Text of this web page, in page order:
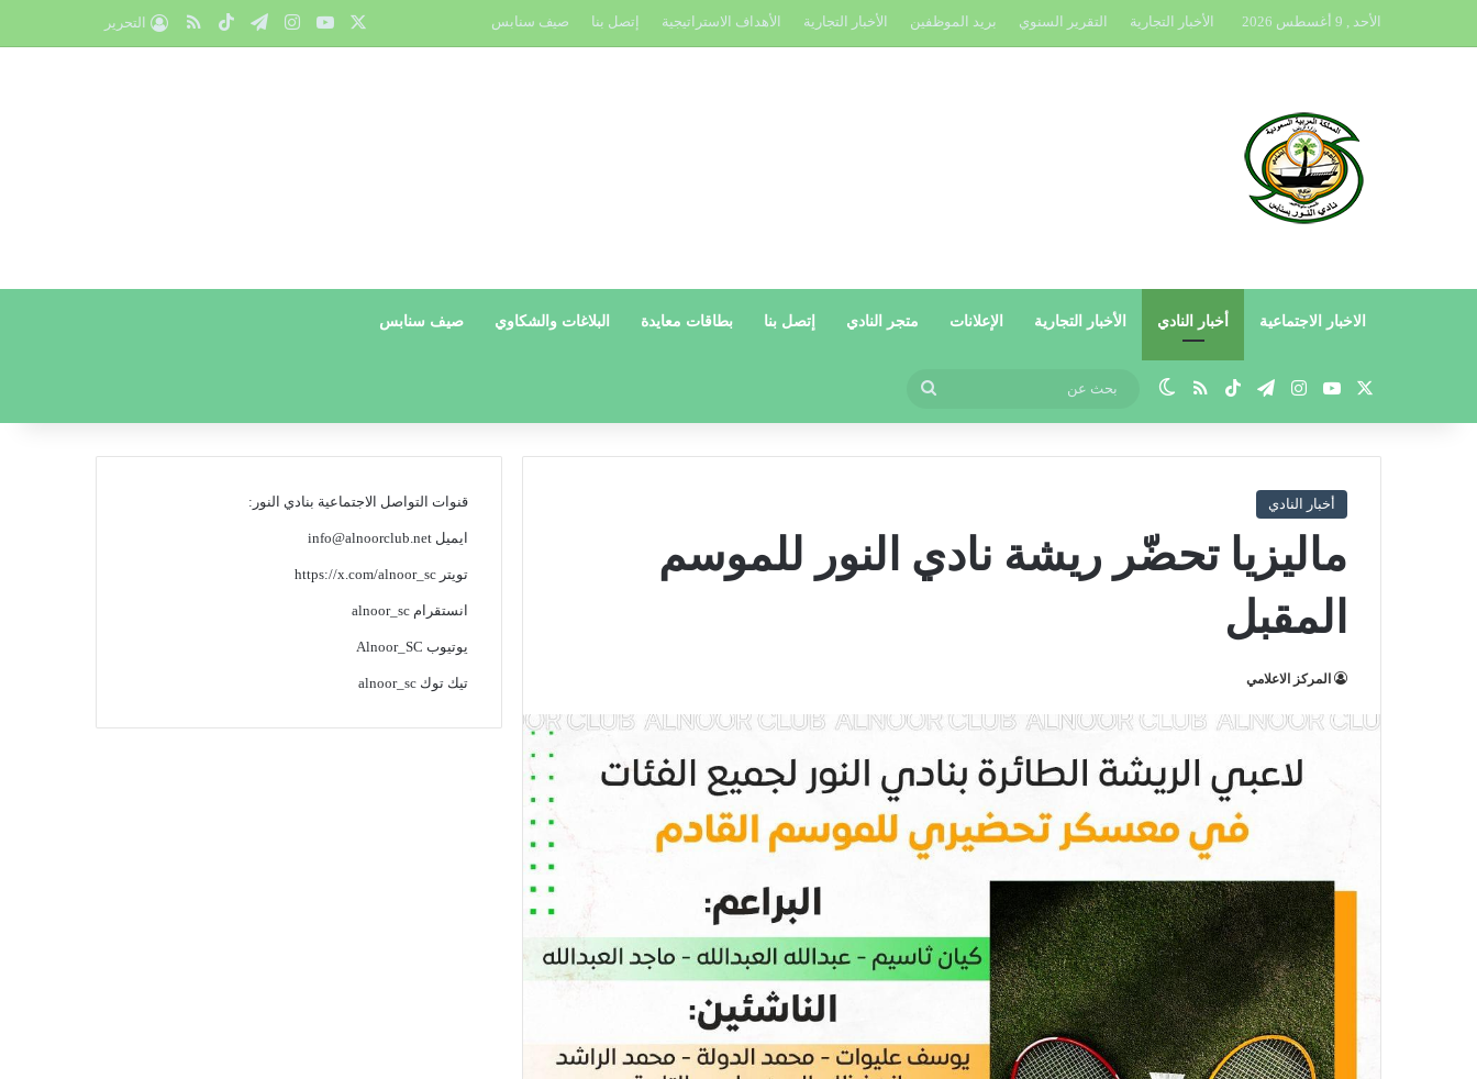
الأحد , 9 أغسطس 2026 الأخبار التجارية التقرير السنوي بريد الموظفين الأخبار التجارية الأهداف الاستراتيجية إتصل بنا صيف سنابس يوتيوبانستقرام
تيلقرام‫TikTokملخص الموقع RSS
التحرير
الاخبار الاجتماعية أخبار النادي الأخبار التجارية الإعلانات متجر النادي إتصل بنا بطاقات معايدة البلاغات والشكاوي صيف سنابس
يوتيوبانستقرام
تيلقرام‫TikTokملخص الموقع RSS
الوضع المظلم
عن
أخبار النادي
ماليزيا تحضّر ريشة نادي النور للموسم
المقبل
المركز الاعلامي
قنوات التواصل الاجتماعية بنادي النور:
ايميلinfo@alnoorclub.net
تويترhttps://x.com/alnoor_sc
انستقرامalnoor_sc
يوتيوب Alnoor_SC
تيك توكalnoor_sc